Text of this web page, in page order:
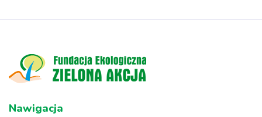
Nawigacja